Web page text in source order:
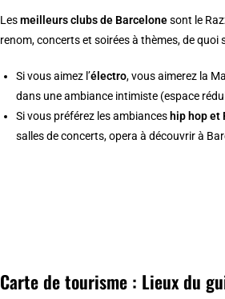
Lesmeilleurs clubs de Barcelonesont le
renom, concerts et soirées à thèmes, de
Si vous aimez l’électro, vous aimerez la
dans une ambiance intimiste (espace
Si vous préférez les ambiances hip hop et
salles de concerts, opera à découvrir à
Carte de tourisme : Lieux du